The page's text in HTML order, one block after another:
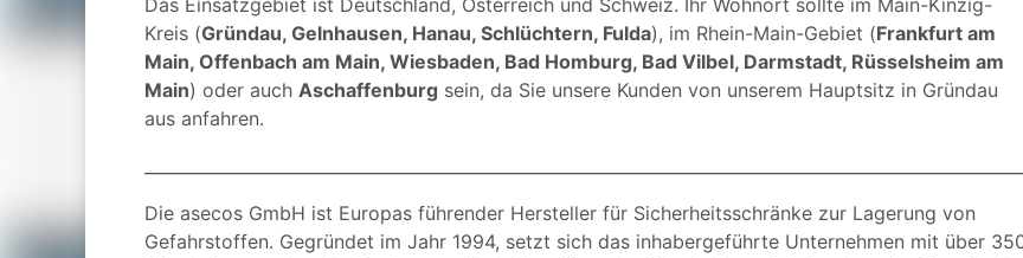
Das Einsatzgebiet ist Deutschland, Österreich und Schweiz. Ihr Wohnort sollte im Main-Kinzig-
Kreis (Gründau, Gelnhausen, Hanau, Schlüchtern, Fulda), im Rhein-Main-Gebiet (Frankfurt am
Main, Offenbach am Main, Wiesbaden, Bad Homburg, Bad Vilbel, Darmstadt, Rüsselsheim am
Main) oder auch Aschaffenburg sein, da Sie unsere Kunden von unserem Hauptsitz in Gründau
aus anfahren.
Die asecos GmbH ist Europas führender Hersteller für Sicherheitsschränke zur Lagerung von
Gefahrstoffen. Gegründet im Jahr 1994, setzt sich das inhabergeführte Unternehmen mit über